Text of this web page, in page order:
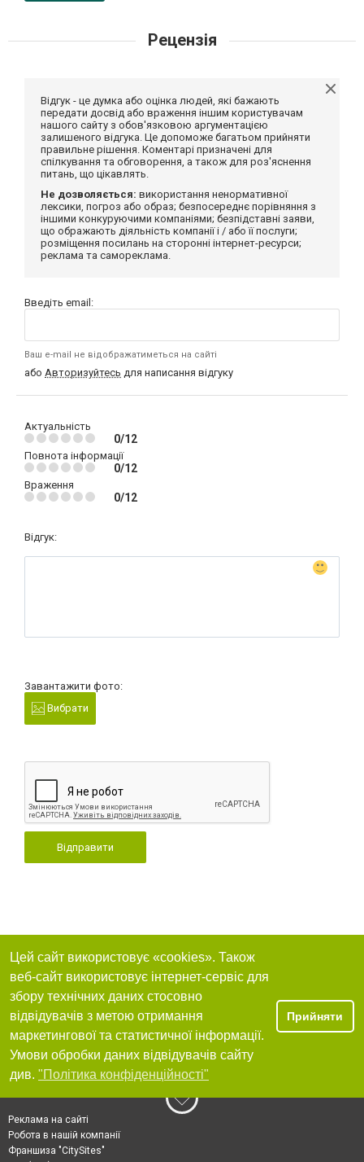
Рецензія
Відгук - це думка або оцінка людей, які бажають
передати досвід або враження іншим користувачам
нашого сайту з обов'язковою аргументацією
залишеного відгука. Це допоможе багатьом прийняти
правильне рішення. Коментарі призначені для
спілкування та обговорення, а також для роз'яснення
питань, що цікавлять.
Не дозволяється: використання ненормативної
лексики, погроз або образ; безпосереднє порівняння з
іншими конкуруючими компаніями; безпідставні заяви,
що ображають діяльність компанії і / або її послуги;
розміщення посилань на сторонні інтернет-ресурси;
реклама та самореклама.
Введіть email:
Ваш e-mail не відображатиметься на сайті
або Авторизуйтесь для написання відгуку
Актуальність
0/12
Повнота інформації
0/12
Враження
0/12
Відгук:
Завантажити фото:
Вибрати
Відправити
Цей сайт використовує «cookies». Також
веб-сайт використовує інтернет-сервіс для
збору технічних даних стосовно
відвідувачів з метою отримання
маркетингової та статистичної інформації.
Умови обробки даних відвідувачів сайту
див. "Політика конфіденційності"
Прийняти
Реклама на сайті
Робота в нашій компанії
Франшиза "CitySites"